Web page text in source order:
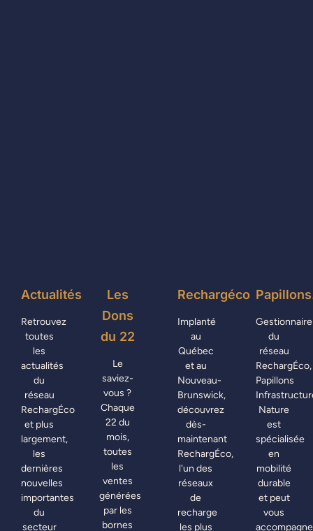
Actualités
Retrouvez
toutes
les
actualités
du
réseau
RechargÉco
et plus
largement,
les
dernières
nouvelles
importantes
du
secteur
Les
Dons
du 22
Le
saviez-
vous ?
Chaque
22 du
mois,
toutes
les
ventes
générées
par les
bornes
Rechargéco
Implanté
au
Québec
et au
Nouveau-
Brunswick,
découvrez
dès-
maintenant
RechargÉco,
l'un des
réseaux
de
recharge
les plus
Gestionnaire
du
réseau
RechargÉco,
Papillons
Nature
est
spécialisée
en
mobilité
durable
et peut
vous